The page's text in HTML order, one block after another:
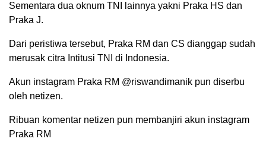
Sementara dua oknum TNI lainnya yakni Praka HS dan
Praka J.
Dari peristiwa tersebut, Praka RM dan CS dianggap sudah
merusak citra Intitusi TNI di Indonesia.
Akun instagram Praka RM @riswandimanik pun diserbu
oleh netizen.
Ribuan komentar netizen pun membanjiri akun instagram
Praka RM